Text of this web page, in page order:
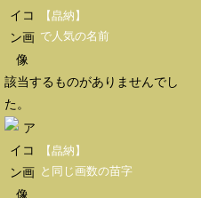
【皛納】
で人気の名前
該当するものがありませんでし
た。
【皛納】
と同じ画数の苗字